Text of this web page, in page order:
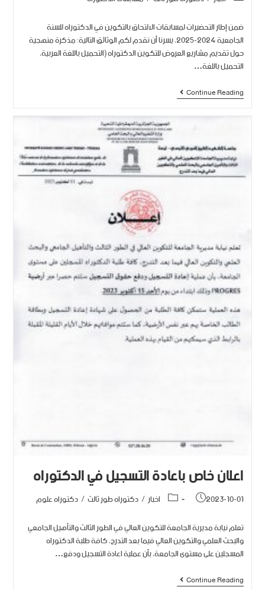
ضمن إطار التحضيرات لمسابقات الالتحاق بالتكوين في الدكتوراه للسنة
الجامعية 2024-2025، يسرنا أن نقدم لكم الوثائق التالية: مذكرة منهجية
حول تقديم مشاريع العروض للتكوين الدكتوراه (التحميل باللغة العربية،
التحميل باللغة…
Continue Reading
اعلان خاص باعادة التسجيل في الدكتوراه
2023-10-01 اخبار/دكتوراه طور ثالث/دكتوراه علوم
تعلم نيابة مديرية الجامعة للتكوين العالي في الطور الثالث والتأهيل الجامعي
والبحث العلمي والتكوين العالي فيما بعد التدرج، كافة طلبة الدكتوراه
المسجلين على مستوى الجامعة، بأن عملية اعادة التسجيل ودفع…
Continue Reading